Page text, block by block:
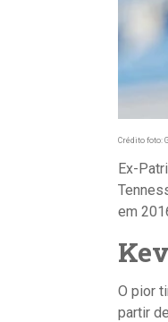
Crédito foto:
Ex-
em
O pior
partir